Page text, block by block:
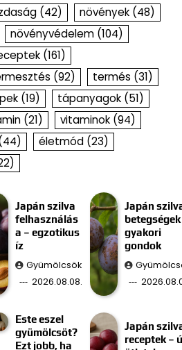
(42) növények (48)
növényvédelem (104)
(161)
(92) termés (31)
(19) tápanyagok (51)
(21) vitaminok (94)
életmód (23)
Japán szilva
felhasználás
a – egzotikus
íz
Gyümölcsök
2026.08.08.
Japán
betegségek
gyakori
gondok
Este eszel
gyümölcsöt?
Ezt jobb, ha
Japán
receptek –